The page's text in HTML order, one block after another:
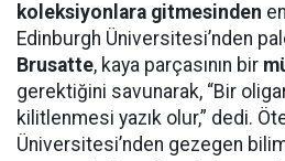
koleksiyonlara gitmesinden
Edinburgh Üniversitesi’nden
Brusatte, kaya parçasının bir
gerektiğini savunarak, “Bir
kilitlenmesi yazık olur,” dedi.
Üniversitesi’nden gezegen